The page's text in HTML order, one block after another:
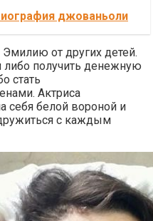
джованьоли
от других детей.
либо получить денежную
стать
Актриса
себя белой вороной и
с каждым